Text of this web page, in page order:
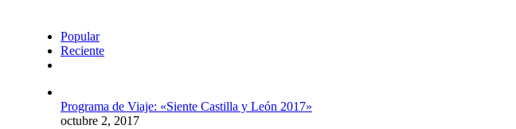
Popular
Reciente
Programa de Viaje: «Siente Castilla y León 2017»
octubre 2, 2017